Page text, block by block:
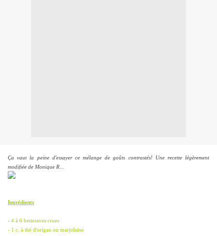
Ça vaut la peine d'essayer ce mélange de goûts contrastés! Une recette légèrement
modifiée de Monique R...
Ingrédients
- 4 à 6 betteraves crues
- 1 c. à thé d'origan ou marjolaine